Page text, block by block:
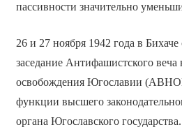
пассивности значительно
26 и 27 ноября 1942 года в Бихаче
заседание Антифашистского веча
освобождения Югославии
функции высшего
органа Югославского